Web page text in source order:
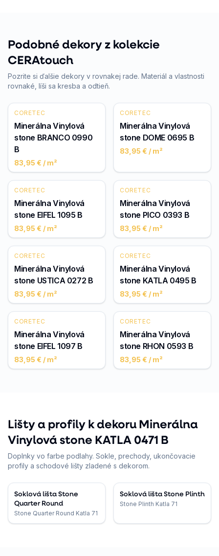
Podobné dekory z kolekcie
CERAtouch
Pozrite si ďalšie dekory v rovnakej rade. Materiál a vlastnosti
rovnaké, líši sa kresba a odtieň.
CORETEC
Minerálna Vinylová
stone BRANCO 0990
B
83,95 € / m²
CORETEC
Minerálna Vinylová
stone DOME 0695 B
83,95 € / m²
CORETEC
Minerálna Vinylová
stone EIFEL 1095 B
83,95 € / m²
CORETEC
Minerálna Vinylová
stone PICO 0393 B
83,95 € / m²
CORETEC
Minerálna Vinylová
stone USTICA 0272 B
83,95 € / m²
CORETEC
Minerálna Vinylová
stone KATLA 0495 B
83,95 € / m²
CORETEC
Minerálna Vinylová
stone EIFEL 1097 B
83,95 € / m²
CORETEC
Minerálna Vinylová
stone RHON 0593 B
83,95 € / m²
Lišty a profily k dekoru Minerálna
Vinylová stone KATLA 0471 B
Doplnky vo farbe podlahy. Sokle, prechody, ukončovacie
profily a schodové lišty zladené s dekorom.
Soklová lišta Stone
Quarter Round
Stone Quarter Round Katla 71
Soklová lišta Stone Plinth
Stone Plinth Katla 71